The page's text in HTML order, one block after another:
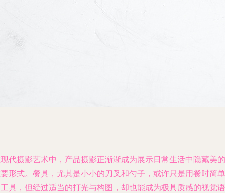
代摄影艺术中，产品摄影正渐渐成为展示日常生活中隐藏美的
形式。餐具，尤其是小小的刀叉和勺子，或许只是用餐时简单
具，但经过适当的打光与构图，却也能成为极具质感的视觉语